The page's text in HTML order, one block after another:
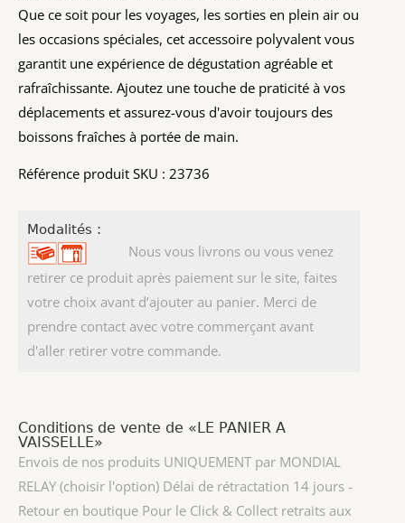
Que ce soit pour les voyages, les sorties en plein air ou
les occasions spéciales, cet accessoire polyvalent vous
garantit une expérience de dégustation agréable et
rafraîchissante. Ajoutez une touche de praticité à vos
déplacements et assurez-vous d'avoir toujours des
boissons fraîches à portée de main.
Référence produit SKU : 23736
Modalités :
Nous vous livrons ou vous venez
retirer ce produit après paiement sur le site, faites
votre choix avant d’ajouter au panier. Merci de
prendre contact avec votre commerçant avant
d'aller retirer votre commande.
Conditions de vente de «LE PANIER A
VAISSELLE»
Envois de nos produits UNIQUEMENT par MONDIAL
RELAY (choisir l'option) Délai de rétractation 14 jours -
Retour en boutique Pour le Click & Collect retraits aux